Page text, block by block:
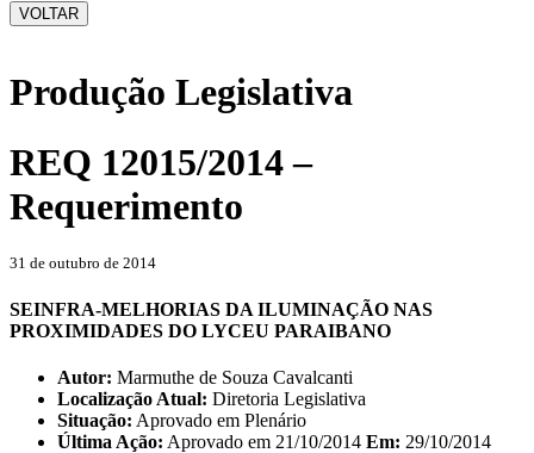
VOLTAR
Produção Legislativa
REQ 12015/2014 –
Requerimento
31 de outubro de 2014
SEINFRA-MELHORIAS DA ILUMINAÇÃO NAS
PROXIMIDADES DO LYCEU PARAIBANO
Autor: Marmuthe de Souza Cavalcanti
Localização Atual: Diretoria Legislativa
Situação: Aprovado em Plenário
Última Ação: Aprovado em 21/10/2014 Em: 29/10/2014